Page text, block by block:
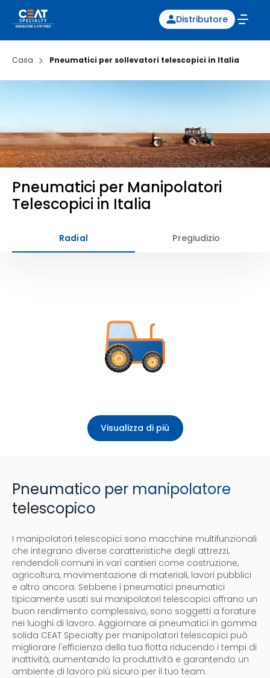
Distributore
Casa Pneumatici per sollevatori telescopici in Italia
Pneumatici per Manipolatori
Telescopici in Italia
Radial Pregiudizio
Visualizza di più
Pneumatico per manipolatore
telescopico
I manipolatori telescopici sono macchine multifunzionali
che integrano diverse caratteristiche degli attrezzi,
rendendoli comuni in vari cantieri come costruzione,
agricoltura, movimentazione di materiali, lavori pubblici
e altro ancora. Sebbene i pneumatici pneumatici
tipicamente usati sui manipolatori telescopici offrano un
buon rendimento complessivo, sono soggetti a forature
nei luoghi di lavoro. Aggiornare ai pneumatici in gomma
solida CEAT Specialty per manipolatori telescopici può
migliorare l'efficienza della tua flotta riducendo i tempi di
inattività, aumentando la produttività e garantendo un
ambiente di lavoro più sicuro per il tuo team.